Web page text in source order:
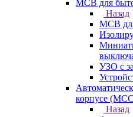
MCB для
Назад
MCB
УЗО с
корпусе
Назад